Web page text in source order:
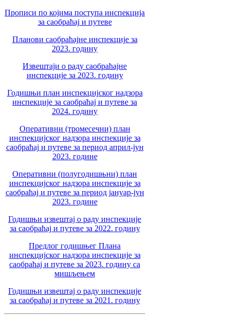
Прописи по којима поступа инспекција
за саобраћај и путеве
Планови саобраћајне инспекције за
2023. годину
Извештаји о раду саобраћајне
инспекције за 2023. годину
Годишњи план инспекцијског надзора
инспекције за саобраћај и путеве за
2024. годину
Оперативни (тромесечни) план
инспекцијског надзора инспекције за
саобраћај и путеве за период април-јун
2023. године
Оперативни (полугодишњни) план
инспекцијског надзора инспекције за
саобраћај и путеве за период јануар-јун
2023. године
Годишњи извештај о раду инспекције
за саобраћај и путеве за 2022. годину
Предлог годишњег Плана
инспекцијског надзора инспекције за
саобраћај и путеве за 2023. годину са
мишљењем
Годишњи извештај о раду инспекције
за саобраћај и путеве за 2021. годину